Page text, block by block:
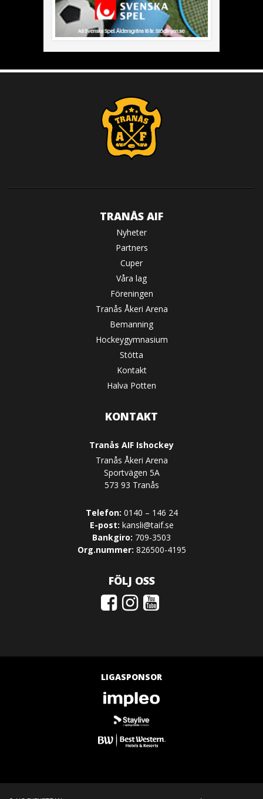
TRANÅS AIF
Nyheter
Partners
Cuper
Våra lag
Föreningen
Tranås Åkeri Arena
Bemanning
Hockeygymnasium
Stötta
Kontakt
Halva Potten
KONTAKT
Tranås AIF Ishockey
Tranås Åkeri Arena
Sportvägen 5A
573 93 Tranås
Telefon: 0140 – 146 24
E-post: kansli@taif.se
Bankgiro: 709-3503
Org.nummer: 826500-4195
FÖLJ OSS
LIGASPONSOR